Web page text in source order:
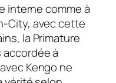
interne comme à
City, avec cette
la Primature
à
Kengo ne